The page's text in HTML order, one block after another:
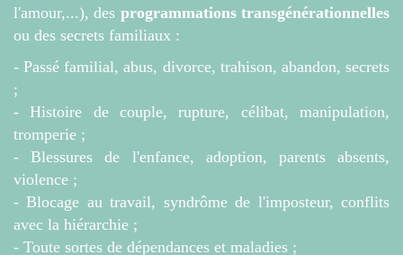
l'amour,...), des programmations transgénérationnelles
ou des secrets familiaux :
- Passé familial, abus, divorce, trahison, abandon, secrets
;
- Histoire de couple, rupture, célibat, manipulation,
tromperie ;
- Blessures de l'enfance, adoption, parents absents,
violence ;
- Blocage au travail, syndrôme de l'imposteur, conflits
avec la hiérarchie ;
- Toute sortes de dépendances et maladies ;